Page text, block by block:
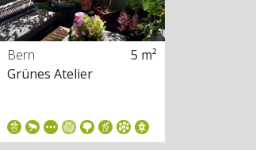
Bern
5 m²
Grünes Atelier